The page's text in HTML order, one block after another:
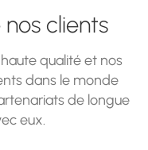
clients
qualité et nos
dans le monde
de longue
eux.